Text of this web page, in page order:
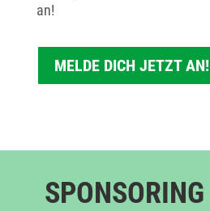
an!
MELDE DICH JETZT AN!
SPONSORING